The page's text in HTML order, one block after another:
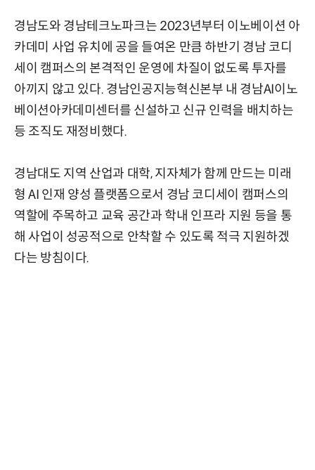
경남도와 경남테크노파크는 2023년부터 이노베이션 아
카데미 사업 유치에 공을 들여온 만큼 하반기 경남 코디
세이 캠퍼스의 본격적인 운영에 차질이 없도록 투자를
아끼지 않고 있다. 경남인공지능혁신본부 내 경남AI이노
베이션아카데미센터를 신설하고 신규 인력을 배치하는
등 조직도 재정비했다.
경남대도 지역 산업과 대학, 지자체가 함께 만드는 미래
형 AI 인재 양성 플랫폼으로서 경남 코디세이 캠퍼스의
역할에 주목하고 교육 공간과 학내 인프라 지원 등을 통
해 사업이 성공적으로 안착할 수 있도록 적극 지원하겠
다는 방침이다.